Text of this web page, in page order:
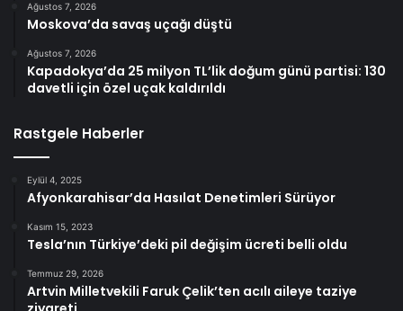
Ağustos 7, 2026
Moskova’da savaş uçağı düştü
Ağustos 7, 2026
Kapadokya’da 25 milyon TL’lik doğum günü partisi: 130
davetli için özel uçak kaldırıldı
Rastgele Haberler
Eylül 4, 2025
Afyonkarahisar’da Hasılat Denetimleri Sürüyor
Kasım 15, 2023
Tesla’nın Türkiye’deki pil değişim ücreti belli oldu
Temmuz 29, 2026
Artvin Milletvekili Faruk Çelik’ten acılı aileye taziye